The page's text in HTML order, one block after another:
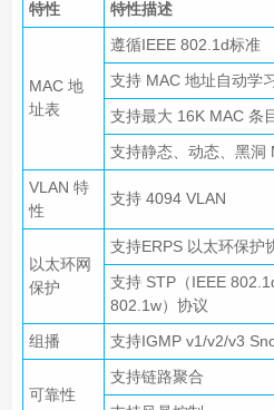
特性 特性描述
MAC 地
址表
遵循IEEE 802.1d标准
支持 MAC 地址自动学
支持最大 16K MAC 条
支持静态、动态、黑洞
VLAN 特
性
支持 4094 VLAN
以太环网
保护
支持ERPS 以太环保护
支持 STP（IEEE
802.1w）协议
组播
支持IGMP v1/v2/v3
可靠性
支持链路聚合